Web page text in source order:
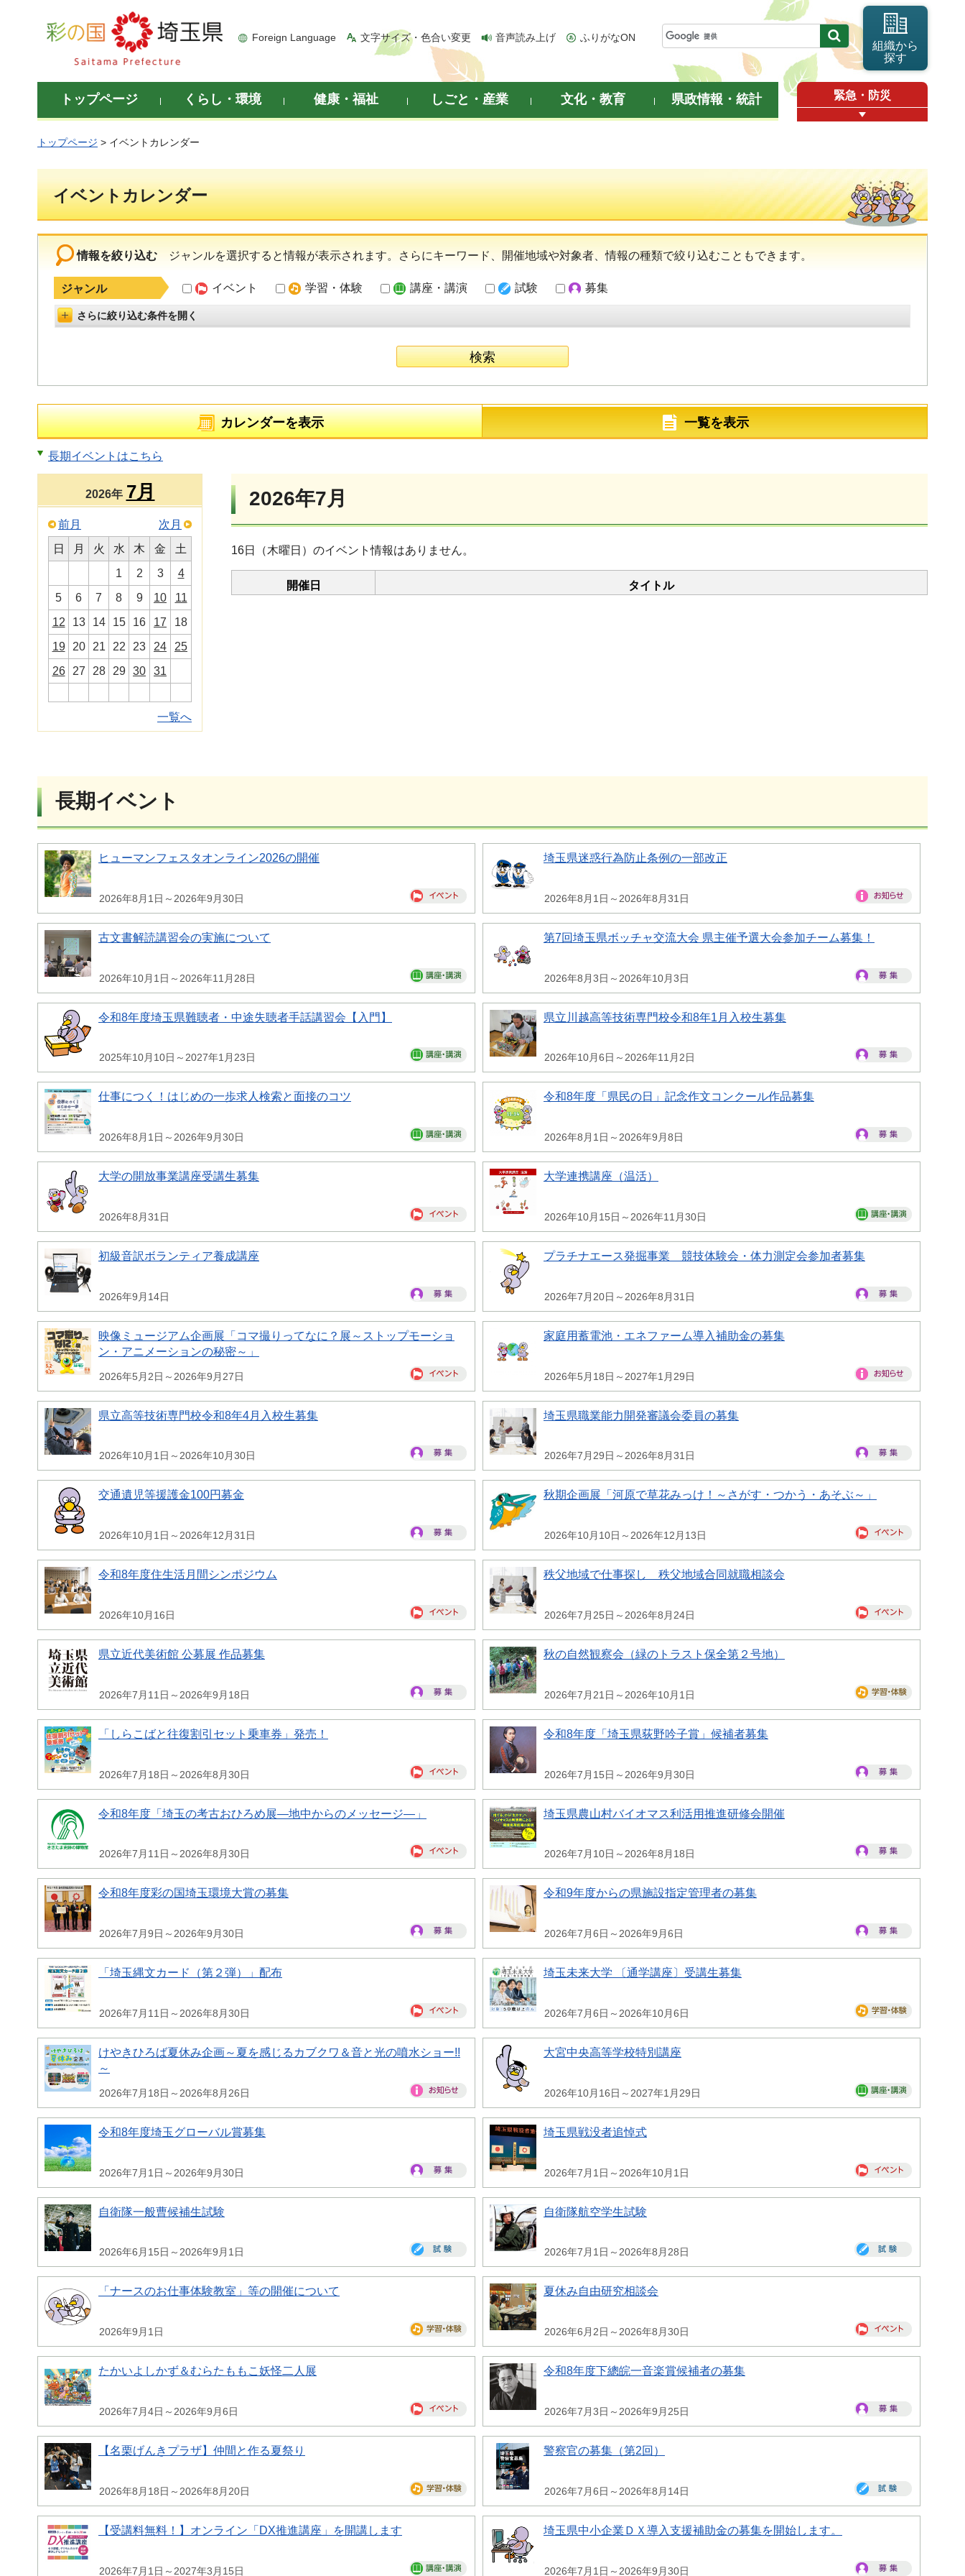
彩の国 埼玉県
Foreign Language 文字サイズ・色合い変更 音声読み上げ ふりがなON
組織から
探す
トップページ くらし・環境 健康・福祉 しごと・産業 文化・教育 県政情報・統計 緊急・防災
トップページ > イベントカレンダー
イベントカレンダー
情報を絞り込む ジャンルを選択すると情報が表示されます。さらにキーワード、開催地域や対象者、情報の種類で絞り込むこともできます。
ジャンル イベント 学習・体験 講座・講演 試験 募集
詳細設定を開く
さらに絞り込む条件を開く
カレンダーを表示 一覧を表示
長期イベントはこちら
2026年 7月
前月
次月
日
月 火 水 木 金
土
1
2 3
4
5
6 7 8 9 10
11
12
13 14 15 16 17
18
19
20 21 22 23 24
25
26
27 28 29 30 31
一覧へ
2026年7月
16日（木曜日）のイベント情報はありません。
開催日 タイトル
長期イベント
ヒューマンフェスタオンライン2026の開催
2026年8月1日～2026年9月30日
埼玉県迷惑行為防止条例の一部改正
2026年8月1日～2026年8月31日
古文書解読講習会の実施について
2026年10月1日～2026年11月28日
第7回埼玉県ボッチャ交流大会 県主催予選大会参加チーム募集！
2026年8月3日～2026年10月3日
令和8年度埼玉県難聴者・中途失聴者手話講習会【入門】
2025年10月10日～2027年1月23日
県立川越高等技術専門校令和8年1月入校生募集
2026年10月6日～2026年11月2日
仕事につく！はじめの一歩求人検索と面接のコツ
2026年8月1日～2026年9月30日
令和8年度「県民の日」記念作文コンクール作品募集
2026年8月1日～2026年9月8日
大学の開放事業講座受講生募集
2026年8月31日
大学連携講座（温活）
2026年10月15日～2026年11月30日
初級音訳ボランティア養成講座
2026年9月14日
プラチナエース発掘事業 競技体験会・体力測定会参加者募集
2026年7月20日～2026年8月31日
映像ミュージアム企画展「コマ撮りってなに？展～ストップモーショ
ン・アニメーションの秘密～」
2026年5月2日～2026年9月27日
家庭用蓄電池・エネファーム導入補助金の募集
2026年5月18日～2027年1月29日
県立高等技術専門校令和8年4月入校生募集
2026年10月1日～2026年10月30日
埼玉県職業能力開発審議会委員の募集
2026年7月29日～2026年8月31日
交通遺児等援護金100円募金
2026年10月1日～2026年12月31日
秋期企画展「河原で草花みっけ！～さがす・つかう・あそぶ～」
2026年10月10日～2026年12月13日
令和8年度住生活月間シンポジウム
2026年10月16日
秩父地域で仕事探し 秩父地域合同就職相談会
2026年7月25日～2026年8月24日
県立近代美術館 公募展 作品募集
2026年7月11日～2026年9月18日
秋の自然観察会（緑のトラスト保全第２号地）
2026年7月21日～2026年10月1日
「しらこばと往復割引セット乗車券」発売！
2026年7月18日～2026年8月30日
令和8年度「埼玉県荻野吟子賞」候補者募集
2026年7月15日～2026年9月30日
令和8年度「埼玉の考古おひろめ展―地中からのメッセージ―」
2026年7月11日～2026年8月30日
埼玉県農山村バイオマス利活用推進研修会開催
2026年7月10日～2026年8月18日
令和8年度彩の国埼玉環境大賞の募集
2026年7月9日～2026年9月30日
令和9年度からの県施設指定管理者の募集
2026年7月6日～2026年9月6日
「埼玉縄文カード（第２弾）」配布
2026年7月11日～2026年8月30日
埼玉未来大学 〔通学講座〕受講生募集
2026年7月6日～2026年10月6日
けやきひろば夏休み企画～夏を感じるカブクワ＆音と光の噴水ショー!!
～
2026年7月18日～2026年8月26日
大宮中央高等学校特別講座
2026年10月16日～2027年1月29日
令和8年度埼玉グローバル賞募集
2026年7月1日～2026年9月30日
埼玉県戦没者追悼式
2026年7月1日～2026年10月1日
自衛隊一般曹候補生試験
2026年6月15日～2026年9月1日
自衛隊航空学生試験
2026年7月1日～2026年8月28日
「ナースのお仕事体験教室」等の開催について
2026年9月1日
夏休み自由研究相談会
2026年6月2日～2026年8月30日
たかいよしかず＆むらたももこ妖怪二人展
2026年7月4日～2026年9月6日
令和8年度下總皖一音楽賞候補者の募集
2026年7月3日～2026年9月25日
【名栗げんきプラザ】仲間と作る夏祭り
2026年8月18日～2026年8月20日
警察官の募集（第2回）
2026年7月6日～2026年8月14日
【受講料無料！】オンライン「DX推進講座」を開講します
2026年7月1日～2027年3月15日
埼玉県中小企業ＤＸ導入支援補助金の募集を開始します。
2026年7月1日～2026年9月30日